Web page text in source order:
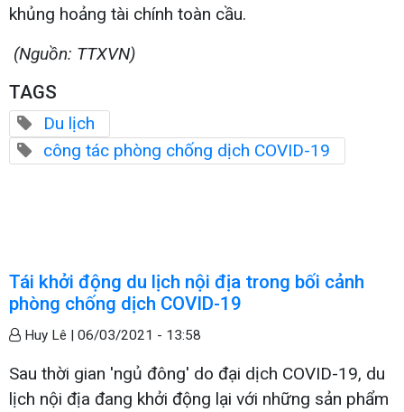
khủng hoảng tài chính toàn cầu.
(Nguồn: TTXVN)
TAGS
Du lịch
công tác phòng chống dịch COVID-19
Tái khởi động du lịch nội địa trong bối cảnh
phòng chống dịch COVID-19
Huy Lê | 06/03/2021 - 13:58
Sau thời gian 'ngủ đông' do đại dịch COVID-19, du
lịch nội địa đang khởi động lại với những sản phẩm